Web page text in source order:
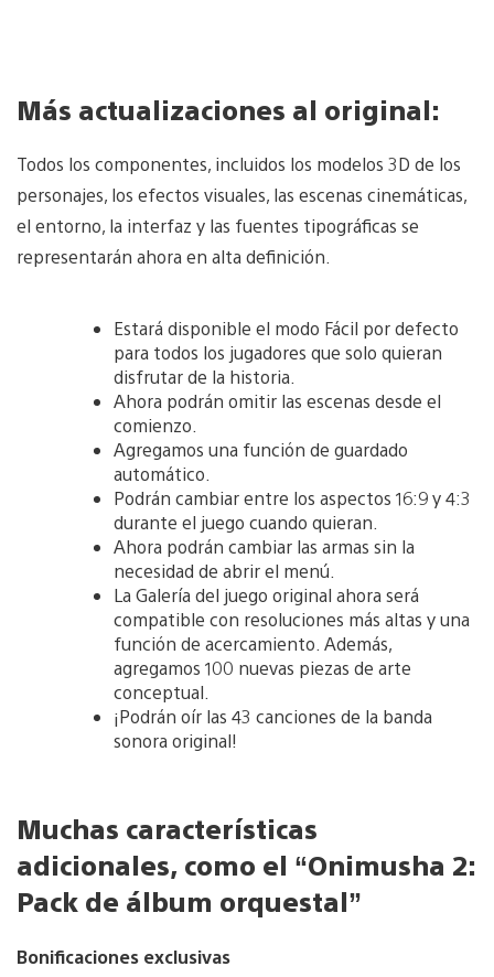
Más actualizaciones al original:
Todos los componentes, incluidos los modelos 3D de los
personajes, los efectos visuales, las escenas cinemáticas,
el entorno, la interfaz y las fuentes tipográficas se
representarán ahora en alta definición.
Estará disponible el modo Fácil por defecto
para todos los jugadores que solo quieran
disfrutar de la historia.
Ahora podrán omitir las escenas desde el
comienzo.
Agregamos una función de guardado
automático.
Podrán cambiar entre los aspectos 16:9 y 4:3
durante el juego cuando quieran.
Ahora podrán cambiar las armas sin la
necesidad de abrir el menú.
La Galería del juego original ahora será
compatible con resoluciones más altas y una
función de acercamiento. Además,
agregamos 100 nuevas piezas de arte
conceptual.
¡Podrán oír las 43 canciones de la banda
sonora original!
Muchas características
adicionales, como el “Onimusha 2:
Pack de álbum orquestal”
Bonificaciones exclusivas